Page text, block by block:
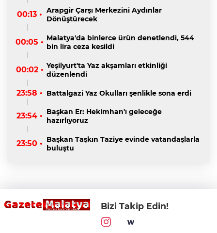
00:13 • Arapgir Çarşı Merkezini Aydınlar
Dönüştürecek
00:05 • Malatya'da binlerce ürün denetlendi, 544
bin lira ceza kesildi
00:02 • Yeşilyurt'ta Yaz akşamları etkinliği
düzenlendi
23:58 • Battalgazi Yaz Okulları şenlikle sona erdi
23:54 • Başkan Er: Hekimhan'ı geleceğe
hazırlıyoruz
23:50 • Başkan Taşkın Taziye evinde vatandaşlarla
buluştu
Bizi Takip Edin!